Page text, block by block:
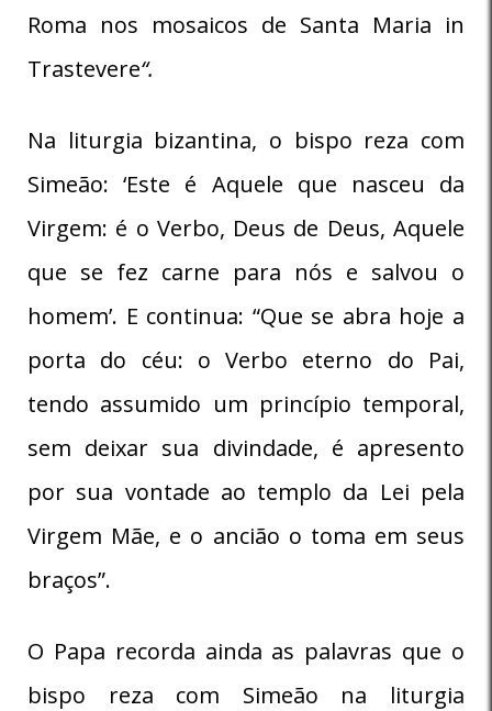
Roma nos mosaicos de Santa Maria in
Trastevere“.
Na liturgia bizantina, o bispo reza com
Simeão: ‘Este é Aquele que nasceu da
Virgem: é o Verbo, Deus de Deus, Aquele
que se fez carne para nós e salvou o
homem’. E continua: “Que se abra hoje a
porta do céu: o Verbo eterno do Pai,
tendo assumido um princípio temporal,
sem deixar sua divindade, é apresento
por sua vontade ao templo da Lei pela
Virgem Mãe, e o ancião o toma em seus
braços”.
O Papa recorda ainda as palavras que o
bispo reza com Simeão na liturgia